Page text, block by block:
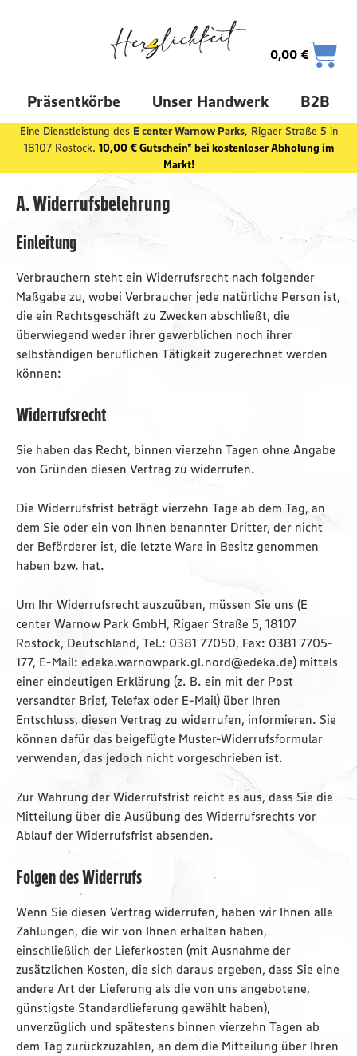
0,00 €
Präsentkörbe Unser Handwerk B2B
Eine Dienstleistung des E center Warnow Parks, Rigaer Straße 5 in
18107 Rostock. 10,00 € Gutschein* bei kostenloser Abholung im
Markt!
A. Widerrufsbelehrung
Einleitung
Verbrauchern steht ein Widerrufsrecht nach folgender
Maßgabe zu, wobei Verbraucher jede natürliche Person ist,
die ein Rechtsgeschäft zu Zwecken abschließt, die
überwiegend weder ihrer gewerblichen noch ihrer
selbständigen beruflichen Tätigkeit zugerechnet werden
können:
Widerrufsrecht
Sie haben das Recht, binnen vierzehn Tagen ohne Angabe
von Gründen diesen Vertrag zu widerrufen.
Die Widerrufsfrist beträgt vierzehn Tage ab dem Tag, an
dem Sie oder ein von Ihnen benannter Dritter, der nicht
der Beförderer ist, die letzte Ware in Besitz genommen
haben bzw. hat.
Um Ihr Widerrufsrecht auszuüben, müssen Sie uns (E
center Warnow Park GmbH, Rigaer Straße 5, 18107
Rostock, Deutschland, Tel.: 0381 77050, Fax: 0381 7705-
177, E-Mail: edeka.warnowpark.gl.nord@edeka.de) mittels
einer eindeutigen Erklärung (z. B. ein mit der Post
versandter Brief, Telefax oder E-Mail) über Ihren
Entschluss, diesen Vertrag zu widerrufen, informieren. Sie
können dafür das beigefügte Muster-Widerrufsformular
verwenden, das jedoch nicht vorgeschrieben ist.
Zur Wahrung der Widerrufsfrist reicht es aus, dass Sie die
Mitteilung über die Ausübung des Widerrufsrechts vor
Ablauf der Widerrufsfrist absenden.
Folgen des Widerrufs
Wenn Sie diesen Vertrag widerrufen, haben wir Ihnen alle
Zahlungen, die wir von Ihnen erhalten haben,
einschließlich der Lieferkosten (mit Ausnahme der
zusätzlichen Kosten, die sich daraus ergeben, dass Sie eine
andere Art der Lieferung als die von uns angebotene,
günstigste Standardlieferung gewählt haben),
unverzüglich und spätestens binnen vierzehn Tagen ab
dem Tag zurückzuzahlen, an dem die Mitteilung über Ihren